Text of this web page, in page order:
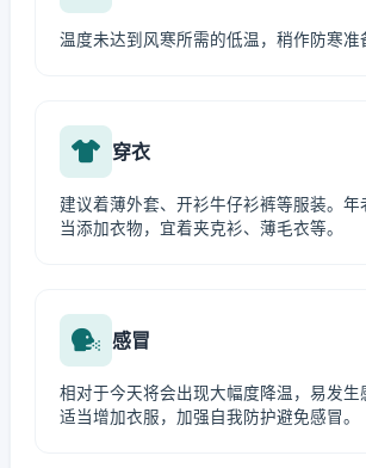
温度未达到风寒所需的低温，稍作防寒准
穿衣
建议着薄外套、开衫牛仔衫裤等服装。年
当添加衣物，宜着夹克衫、薄毛衣等。
感冒
相对于今天将会出现大幅度降温，易发生
适当增加衣服，加强自我防护避免感冒。